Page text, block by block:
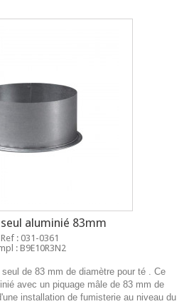
aluminié 83mm
Ref : 031-0361
: B9E10R3N2
de 83 mm de diamètre pour té . Ce
avec un piquage mâle de 83 mm de
installation de fumisterie au niveau du